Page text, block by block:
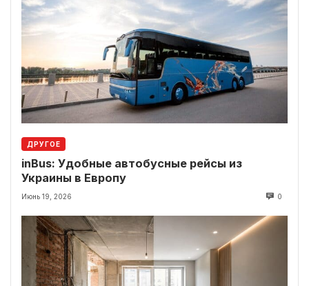
ДРУГОЕ
inBus: Удобные автобусные рейсы из
Украины в Европу
Июнь 19, 2026 0